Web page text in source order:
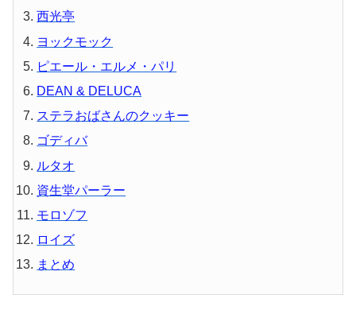
西光亭
ヨックモック
ピエール・エルメ・パリ
DEAN & DELUCA
ステラおばさんのクッキー
ゴディバ
ルタオ
資生堂パーラー
モロゾフ
ロイズ
まとめ